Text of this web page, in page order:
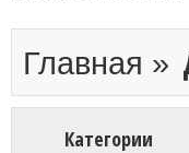
Главная »
Категории